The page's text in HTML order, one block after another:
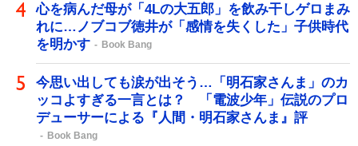
心を病んだ母が「4Lの大五郎」を飲み干しゲロまみ
れに…ノブコブ徳井が「感情を失くした」子供時代
を明かす
Book Bang
今思い出しても涙が出そう…「明石家さんま」のカ
ッコよすぎる一言とは？ 「電波少年」伝説のプロ
デューサーによる『人間・明石家さんま』評
Book Bang